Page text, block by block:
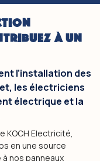
À UN
l’installation des
les électriciens
électrique et la
KOCH Electricité,
en une source
nos panneaux